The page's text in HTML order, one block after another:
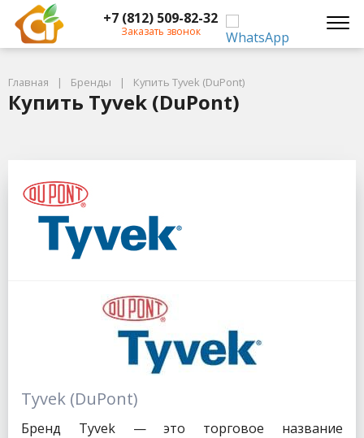
+7 (812) 509-82-32
Заказать звонок
Главная Бренды Купить Tyvek (DuPont)
Купить Tyvek (DuPont)
Tyvek (DuPont)
Бренд Tyvek — это торговое название